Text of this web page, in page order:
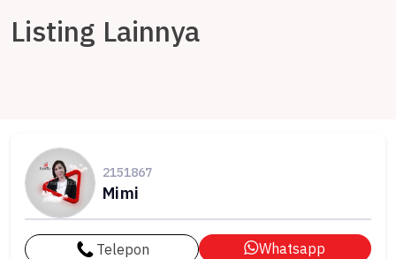
Listing Lainnya
2151867
Mimi
Telepon Whatsapp